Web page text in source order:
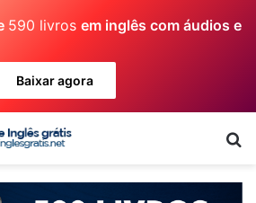
590 livros em inglês com áudios e
Baixar agora